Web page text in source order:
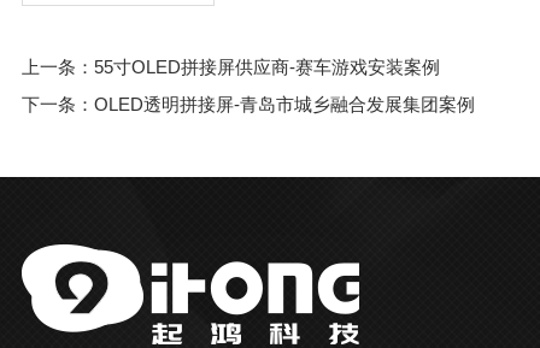
上一条：55寸OLED拼接屏供应商-赛车游戏安装案例
下一条：OLED透明拼接屏-青岛市城乡融合发展集团案例